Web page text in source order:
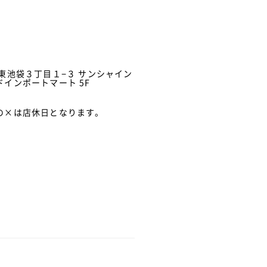
池袋３丁目１−３ サンシャイン
インポートマート 5F
は店休日となります。